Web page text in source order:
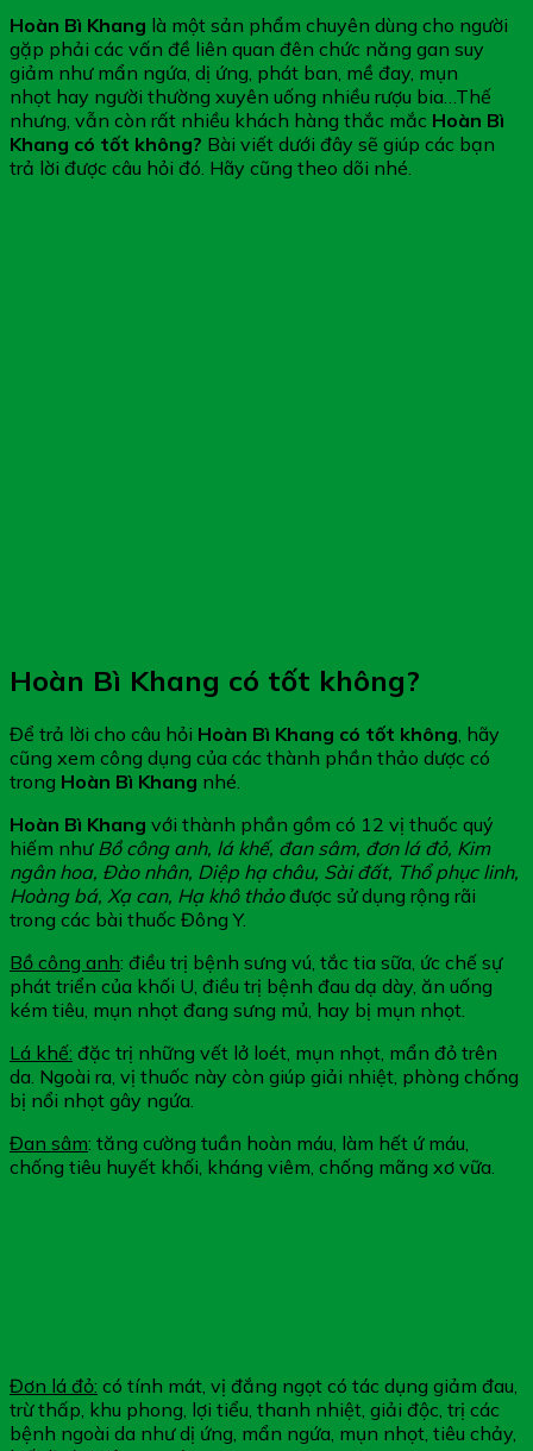
Hoàn Bì Khang là một sản phẩm chuyên dùng cho người
gặp phải các vấn đề liên quan đên chức năng gan suy
giảm như mẩn ngứa, dị ứng, phát ban, mề đay, mụn
nhọt hay người thường xuyên uống nhiều rượu bia…Thế
nhưng, vẫn còn rất nhiều khách hàng thắc mắc Hoàn Bì
Khang có tốt không? Bài viết dưới đây sẽ giúp các bạn
trả lời được câu hỏi đó. Hãy cũng theo dõi nhé.
Hoàn Bì Khang có tốt không?
Để trả lời cho câu hỏi Hoàn Bì Khang có tốt không , hãy
cũng xem công dụng của các thành phần thảo dược có
trong Hoàn Bì Khang nhé.
Hoàn Bì Khang với thành phần gồm có 12 vị thuốc quý
hiếm như Bồ công anh, lá khế, đan sâm, đơn lá đỏ, Kim
ngân hoa, Đào nhân, Diệp hạ châu, Sài đất, Thổ phục linh,
Hoàng bá, Xạ can, Hạ khô thảođược sử dụng rộng rãi
trong các bài thuốc Đông Y.
Bồ công anh: điều trị bệnh sưng vú, tắc tia sữa, ức chế sự
phát triển của khối U, điều trị bệnh đau dạ dày, ăn uống
kém tiêu, mụn nhọt đang sưng mủ, hay bị mụn nhọt.
Lá khế: đặc trị những vết lở loét, mụn nhọt, mẩn đỏ trên
da. Ngoài ra, vị thuốc này còn giúp giải nhiệt, phòng chống
bị nổi nhọt gây ngứa.
Đan sâm: tăng cường tuần hoàn máu, làm hết ứ máu,
chống tiêu huyết khối, kháng viêm, chống mãng xơ vữa.
Đơn lá đỏ: có tính mát, vị đắng ngọt có tác dụng giảm đau,
trừ thấp, khu phong, lợi tiểu, thanh nhiệt, giải độc, trị các
bệnh ngoài da như dị ứng, mẩn ngứa, mụn nhọt, tiêu chảy,